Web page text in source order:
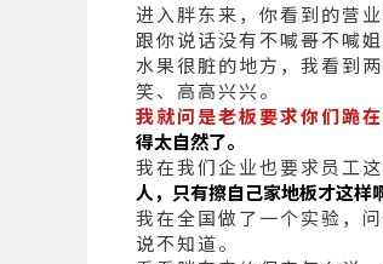
进入胖东来，你看到的营
跟你说话没有不喊哥不喊
水果很脏的地方，我看到
笑、高高兴兴。
我就问是老板要求你们跪
得太自然了。
我在我们企业也要求员工
人，只有擦自己家地板才这样
我在全国做了一个实验，
说不知道。